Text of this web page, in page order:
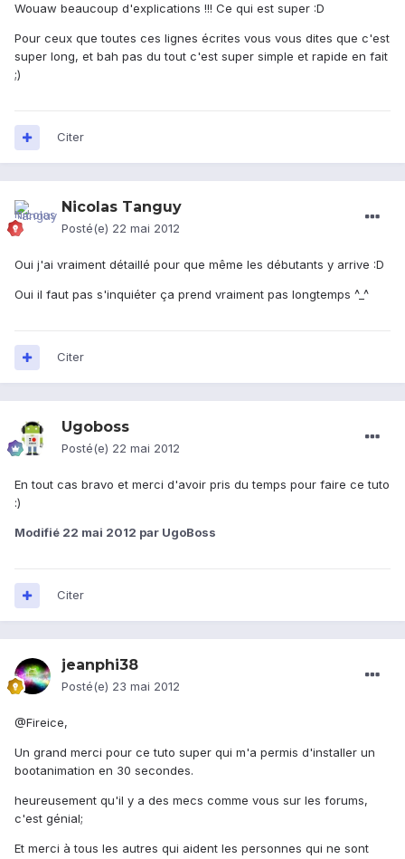
Wouaw beaucoup d'explications !!! Ce qui est super :D
Pour ceux que toutes ces lignes écrites vous vous dites que c'est
super long, et bah pas du tout c'est super simple et rapide en fait
;)
Citer
Nicolas Tanguy
Posté(e) 22 mai 2012
Oui j'ai vraiment détaillé pour que même les débutants y arrive :D
Oui il faut pas s'inquiéter ça prend vraiment pas longtemps ^_^
Citer
Ugoboss
Posté(e) 22 mai 2012
En tout cas bravo et merci d'avoir pris du temps pour faire ce tuto
:)
Modifié 22 mai 2012 par UgoBoss
Citer
jeanphi38
Posté(e) 23 mai 2012
@Fireice,
Un grand merci pour ce tuto super qui m'a permis d'installer un
bootanimation en 30 secondes.
heureusement qu'il y a des mecs comme vous sur les forums,
c'est génial;
Et merci à tous les autres qui aident les personnes qui ne sont